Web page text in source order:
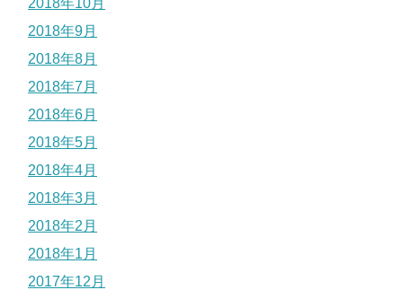
2018年9月
2018年8月
2018年7月
2018年6月
2018年5月
2018年4月
2018年3月
2018年2月
2018年1月
2017年12月